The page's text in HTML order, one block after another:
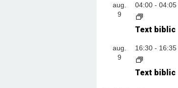
aug.
9
04:00- 04:05
Text biblic
aug.
9
16:30- 16:35
Text biblic